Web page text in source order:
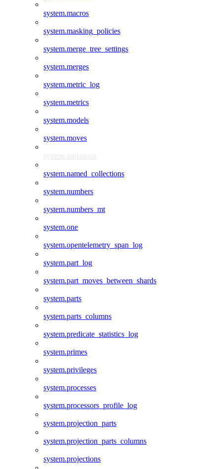
system.macros
system.masking_policies
system.merge_tree_settings
system.merges
system.metric_log
system.metrics
system.models
system.moves
system.mutations
system.named_collections
system.numbers
system.numbers_mt
system.one
system.opentelemetry_span_log
system.part_log
system.part_moves_between_shards
system.parts
system.parts_columns
system.predicate_statistics_log
system.primes
system.privileges
system.processes
system.processors_profile_log
system.projection_parts
system.projection_parts_columns
system.projections